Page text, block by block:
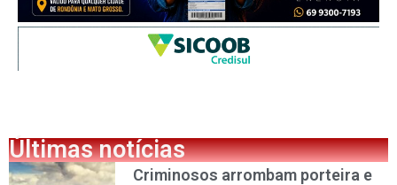
Últimas notícias
Criminosos arrombam porteira e